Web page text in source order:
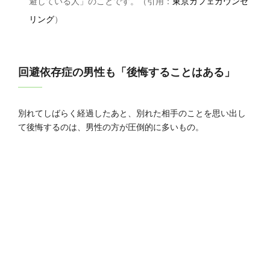
リング）
回避依存症の男性も「後悔することはある」
別れてしばらく経過したあと、別れた相手のことを思い出し
て後悔するのは、男性の方が圧倒的に多いもの。